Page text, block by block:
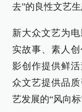
去”的良性文艺生
新大众文艺为
实故事、素人
影创作提供鲜
众文艺提供品
艺发展的“风向标